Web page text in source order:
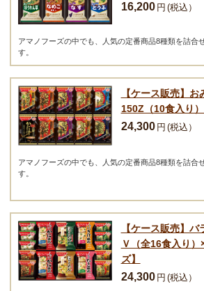
16,200 円 (税込）
アマノフーズの中でも、人気の定番商品8種類を詰合
す。
【ケース販売】
150Z（10食入り）
24,300 円 (税込）
アマノフーズの中でも、人気の定番商品8種類を詰合
す。
【ケース販売】
Ｖ（全16食入り
ズ】
24,300 円 (税込）